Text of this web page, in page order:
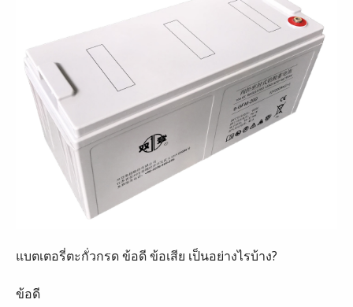
แบตเตอรี่ตะกั่วกรด ข้อดี ข้อเสีย เป็นอย่างไรบ้าง?
ข้อดี